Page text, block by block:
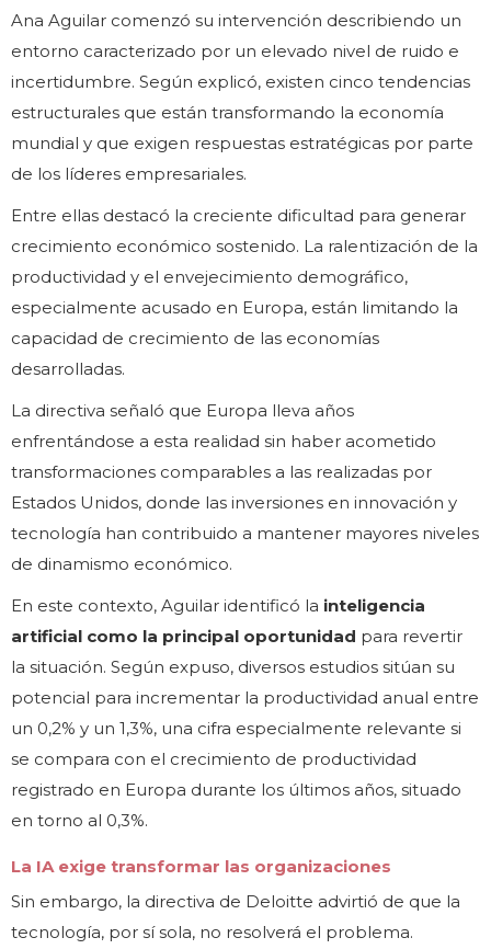
Ana Aguilar comenzó su intervención describiendo un
entorno caracterizado por un elevado nivel de ruido e
incertidumbre. Según explicó, existen cinco tendencias
estructurales que están transformando la economía
mundial y que exigen respuestas estratégicas por parte
de los líderes empresariales.
Entre ellas destacó la creciente dificultad para generar
crecimiento económico sostenido. La ralentización de la
productividad y el envejecimiento demográfico,
especialmente acusado en Europa, están limitando la
capacidad de crecimiento de las economías
desarrolladas.
La directiva señaló que Europa lleva años
enfrentándose a esta realidad sin haber acometido
transformaciones comparables a las realizadas por
Estados Unidos, donde las inversiones en innovación y
tecnología han contribuido a mantener mayores niveles
de dinamismo económico.
En este contexto, Aguilar identificó la inteligencia
artificial como la principal oportunidad para revertir
la situación. Según expuso, diversos estudios sitúan su
potencial para incrementar la productividad anual entre
un 0,2% y un 1,3%, una cifra especialmente relevante si
se compara con el crecimiento de productividad
registrado en Europa durante los últimos años, situado
en torno al 0,3%.
La IA exige transformar las organizaciones
Sin embargo, la directiva de Deloitte advirtió de que la
tecnología, por sí sola, no resolverá el problema.